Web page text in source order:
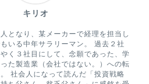
キリオ
となり、某メーカーで経理を担当し
いる中年サラリーマン。 過去２社
く３社目にして、念願であった、学
た製造業（会社ではない。）への転
社会人になって読んだ「投資戦略